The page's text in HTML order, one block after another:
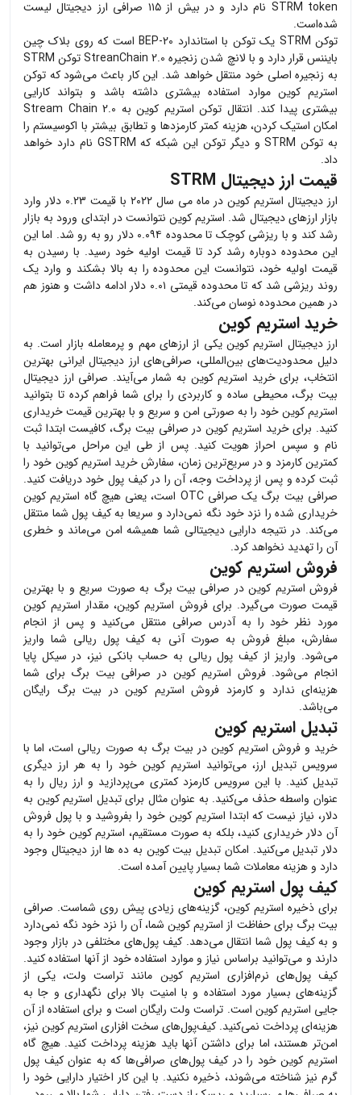
STRM token
نام دارد و در بیش از ۱۱۵ صرافی ارز دیجیتال لیست
شده‌است.
توکن STRM یک توکن با استاندارد BEP-20است که روی بلاک چین
بایننس قرار دارد و با لانچ شدن زنجیره StreanChain 2.0توکن STRM
به زنجیره اصلی خود منتقل خواهد شد. این کار باعث می‌شود که توکن
استریم کوین موارد استفاده بیشتری داشته باشد و بتواند کارایی
بیشتری پیدا کند. انتقال توکن استریم کوین به Stream Chain 2.0
امکان استیک کردن، هزینه کمتر کارمزدها و تطابق بیشتر با اکوسیستم را
به توکن STRMو دیگر توکن این شبکه که GSTRM نام دارد خواهد
داد.
قیمت ارز دیجیتال STRM
ارز دیجیتال استریم کوین در ماه می سال ۲۰۲۲ با قیمت 0.23 دلار وارد
بازار ارزهای دیجیتال شد. استریم کوین نتوانست در ابتدای ورود به بازار
رشد کند و با ریزشی کوچک تا محدوده ۰.۰۹۴ دلار رو به رو شد. اما این
این محدوده دوباره رشد کرد تا قیمت اولیه خود رسید. با رسیدن به
قیمت اولیه خود، نتوانست این محدوده را به بالا بشکند و وارد یک
روند ریزشی شد که تا محدوده قیمتی ۰.۰۱ دلار ادامه داشت و هنوز هم
در همین محدوده نوسان می‌کند.
خرید استریم کوین
ارز دیجیتال استریم کوین یکی از ارزهای مهم و پرمعامله بازار است. به
دلیل محدودیت‌های بین‌المللی، صرافی‌های ارز دیجیتال ایرانی بهترین
انتخاب، برای خرید استریم کوین به شمار می‌آیند. صرافی ارز دیجیتال
بیت برگ، محیطی ساده و کاربردی را برای شما فراهم کرده تا بتوانید
استریم کوینخود را به صورتی امن و سریع و با بهترین قیمت خریداری
کنید. برای خرید استریم کویندر صرافی بیت برگ، کافیست ابتدا ثبت
نام و سپس احراز هویت کنید. پس از طی این مراحل می‌توانید با
کمترین کارمزد و در سریع‌ترین زمان، سفارش خرید استریم کوین خود را
ثبت کرده و پس از پرداخت وجه، آن را در کیف پول خود دریافت کنید.
صرافی بیت برگ یک صرافی OTC است، یعنی هیچ گاه
استریم کوین
خریداری شده را نزد خود نگه نمی‌دارد و سریعا به کیف پول شما منتقل
می‌کند. در نتیجه دارایی دیجیتالی شما همیشه امن می‌ماند و خطری
آن را تهدید نخواهد کرد.
فروش استریم کوین
فروش استریم کویندر صرافی بیت برگ به صورت سریع و با بهترین
قیمت صورت می‌گیرد. برای فروش استریم کوین، مقدار استریم کوین
مورد نظر خود را به آدرس صرافی منتقل می‌کنید و پس از انجام
سفارش، مبلغ فروش به صورت آنی به کیف پول ریالی شما واریز
می‌شود. واریز از کیف پول ریالی به حساب بانکی نیز، در سیکل پایا
انجام می‌شود. فروش استریم کوین در صرافی بیت برگ برای شما
هزینه‌ای ندارد و کارمزد فروش استریم کوین در بیت برگ رایگان
می‌باشد.
تبدیل استریم کوین
خرید و فروش استریم کویندر بیت برگ به صورت ریالی است، اما با
سرویس تبدیل ارز، می‌توانید استریم کوین خود را به هر ارز دیگری
تبدیل کنید. با این سرویس کارمزد کمتری می‌پردازید و ارز ریال را به
عنوان واسطه حذف می‌کنید. به عنوان مثال برای تبدیل استریم کوین به
دلار، نیاز نیست که ابتدا استریم کوین خود را بفروشید و با پول فروش
آن دلار خریداری کنید، بلکه به صورت مستقیم، استریم کوین خود را به
دلار تبدیل می‌کنید. امکان تبدیل بیت کوین به ده ها ارز دیجیتال وجود
دارد و هزینه معاملات شما بسیار پایین آمده است.
کیف پول استریم کوین
برای ذخیره استریم کوین، گزینه‌های زیادی پیش روی شماست. صرافی
بیت برگ برای حفاظت از استریم کوینشما، آن را نزد خود نگه نمی‌دارد
و به کیف پول شما انتقال می‌دهد. کیف پول‌های مختلفی در بازار وجود
دارند و می‌توانید براساس نیاز و موارد استفاده خود از آنها استفاده کنید.
کیف پول‌های نرم‌افزاری استریم کوین مانند تراست ولت، یکی از
گزینه‌های بسیار مورد استفاده و با امنیت بالا برای نگهداری و جا به
جایی استریم کوین است. تراست ولت رایگان است و برای استفاده از آن
هزینه‌ای پرداخت نمی‌کنید. کیف‌پول‌های سخت افزاری استریم کوین نیز،
امن‌تر هستند، اما برای داشتن آنها باید هزینه پرداخت کنید. هیچ گاه
استریم کوینخود را در کیف پول‌های صرافی‌ها که به عنوان کیف پول
گرم نیز شناخته می‌شوند، ذخیره نکنید. با این کار اختیار دارایی خود را